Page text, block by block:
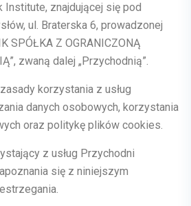
Institute, znajdującej się pod
ul. Braterska 6, prowadzonej
SPÓŁKA Z OGRANICZONĄ
, zwaną dalej „Przychodnią”.
korzystania z usług
danych osobowych, korzystania
oraz politykę plików cookies.
z usług Przychodni
się z niniejszym